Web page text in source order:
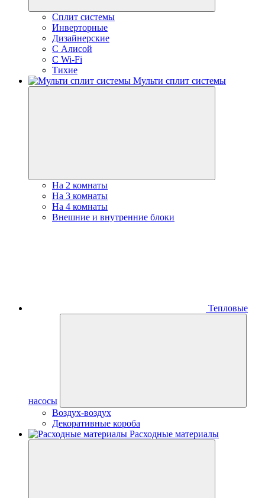
Сплит системы
Инверторные
Дизайнерские
С Алисой
C Wi-Fi
Тихие
Мульти сплит системы
На 2 комнаты
На 3 комнаты
На 4 комнаты
Внешние и внутренние блоки
Тепловые
насосы
Воздух-воздух
Декоративные короба
Расходные материалы